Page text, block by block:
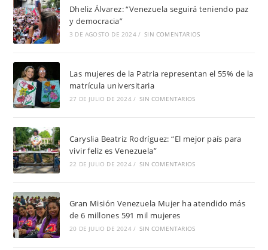
Dheliz Álvarez: “Venezuela seguirá teniendo paz
y democracia”
3 DE AGOSTO DE 2024 / SIN COMENTARIOS
Las mujeres de la Patria representan el 55% de la
matrícula universitaria
27 DE JULIO DE 2024 / SIN COMENTARIOS
Caryslia Beatriz Rodríguez: “El mejor país para
vivir feliz es Venezuela”
22 DE JULIO DE 2024 / SIN COMENTARIOS
Gran Misión Venezuela Mujer ha atendido más
de 6 millones 591 mil mujeres
20 DE JULIO DE 2024 / SIN COMENTARIOS